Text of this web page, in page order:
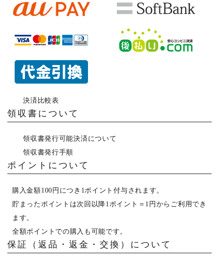
決済比較表
領収書について
領収書発行可能決済について
領収書発行手順
ポイントについて
購入金額100円につき1ポイント付与されます。
貯まったポイントは次回以降1ポイント＝1円からご利用でき
ます。
全額ポイントでの購入も可能です。
保証（返品・返金・交換）について